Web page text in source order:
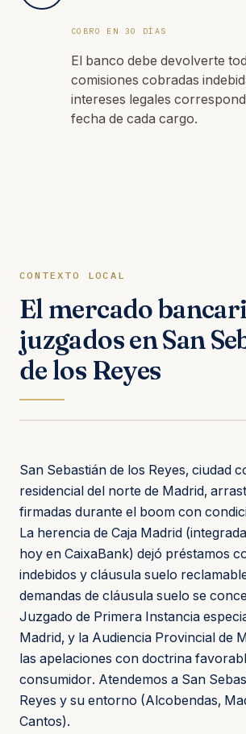
COBRO EN 30 DÍAS
El banco debe devolverte
comisiones cobradas
intereses legales
fecha de cada cargo.
CONTEXTO LOCAL
El mercado
juzgados en San
de los Reyes
San Sebastián de los Reyes, ciudad
residencial del norte de Madrid,
firmadas durante el boom con
La herencia de Caja Madrid
hoy en CaixaBank) dejó préstamos
indebidos y cláusula suelo
demandas de cláusula suelo se
Juzgado de Primera Instancia
Madrid, y la Audiencia Provincial de
las apelaciones con doctrina
consumidor. Atendemos a San
Reyes y su entorno (Alcobendas,
Cantos).